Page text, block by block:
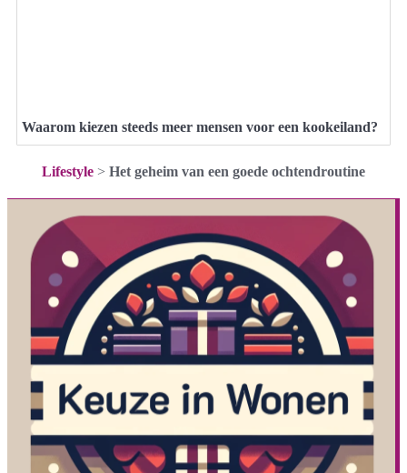
Waarom kiezen steeds meer mensen voor een kookeiland?
Lifestyle > Het geheim van een goede ochtendroutine